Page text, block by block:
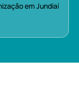
em Jundiaí